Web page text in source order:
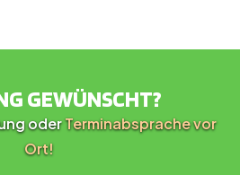
GEWÜNSCHT?
oderTerminabsprache vor
Ort!